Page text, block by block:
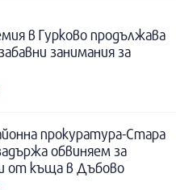
в Гурково продължава
занимания за
прокуратура-Стара
обвиняем за
от къща в Дъбово